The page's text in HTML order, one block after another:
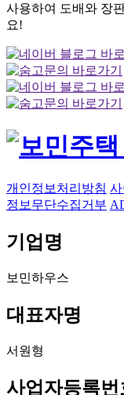
사용하여 도배와 장
요!
개인정보처리방침
정보무단수집거부
기업명
보민하우스
대표자명
서원형
사업자등록번